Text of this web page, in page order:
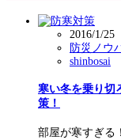
2016/1/25
防災ノウ
shinbosai
寒い冬を乗り切
策！
部屋が寒すぎる